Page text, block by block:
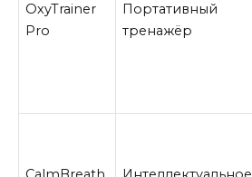
OxyTrainer
Pro
Портативный
тренажёр